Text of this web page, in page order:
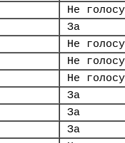
Не
За
Не
Не
Не
За
За
За